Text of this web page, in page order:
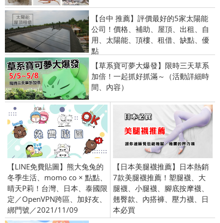
【台中 推薦】評價最好的5家太陽能
公司！價格、補助、屋頂、出租、自
用、太陽能、頂樓、租借、缺點、優
點
【草系寶可夢大爆發】限時三天草系
加倍！一起抓好抓滿～（活動詳細時
間、內容）
【LINE免費貼圖】熊大兔兔的
冬季生活、momo co × 點點、
晴天P莉！台灣、日本、泰國限
定／OpenVPN跨區、加好友、
綁門號／2021/11/09
【日本美腿襪推薦】日本熱銷
7款美腿襪推薦！塑腿襪、大
腿襪、小腿襪、腳底按摩襪、
翹臀款、內搭褲、壓力襪、日
本必買